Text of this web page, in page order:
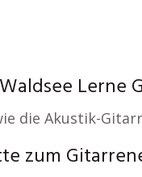
Lerne
die Akustik-
zum